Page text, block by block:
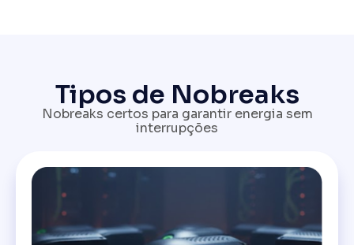
Tipos de Nobreaks
Nobreaks certos para garantir energia sem
interrupções